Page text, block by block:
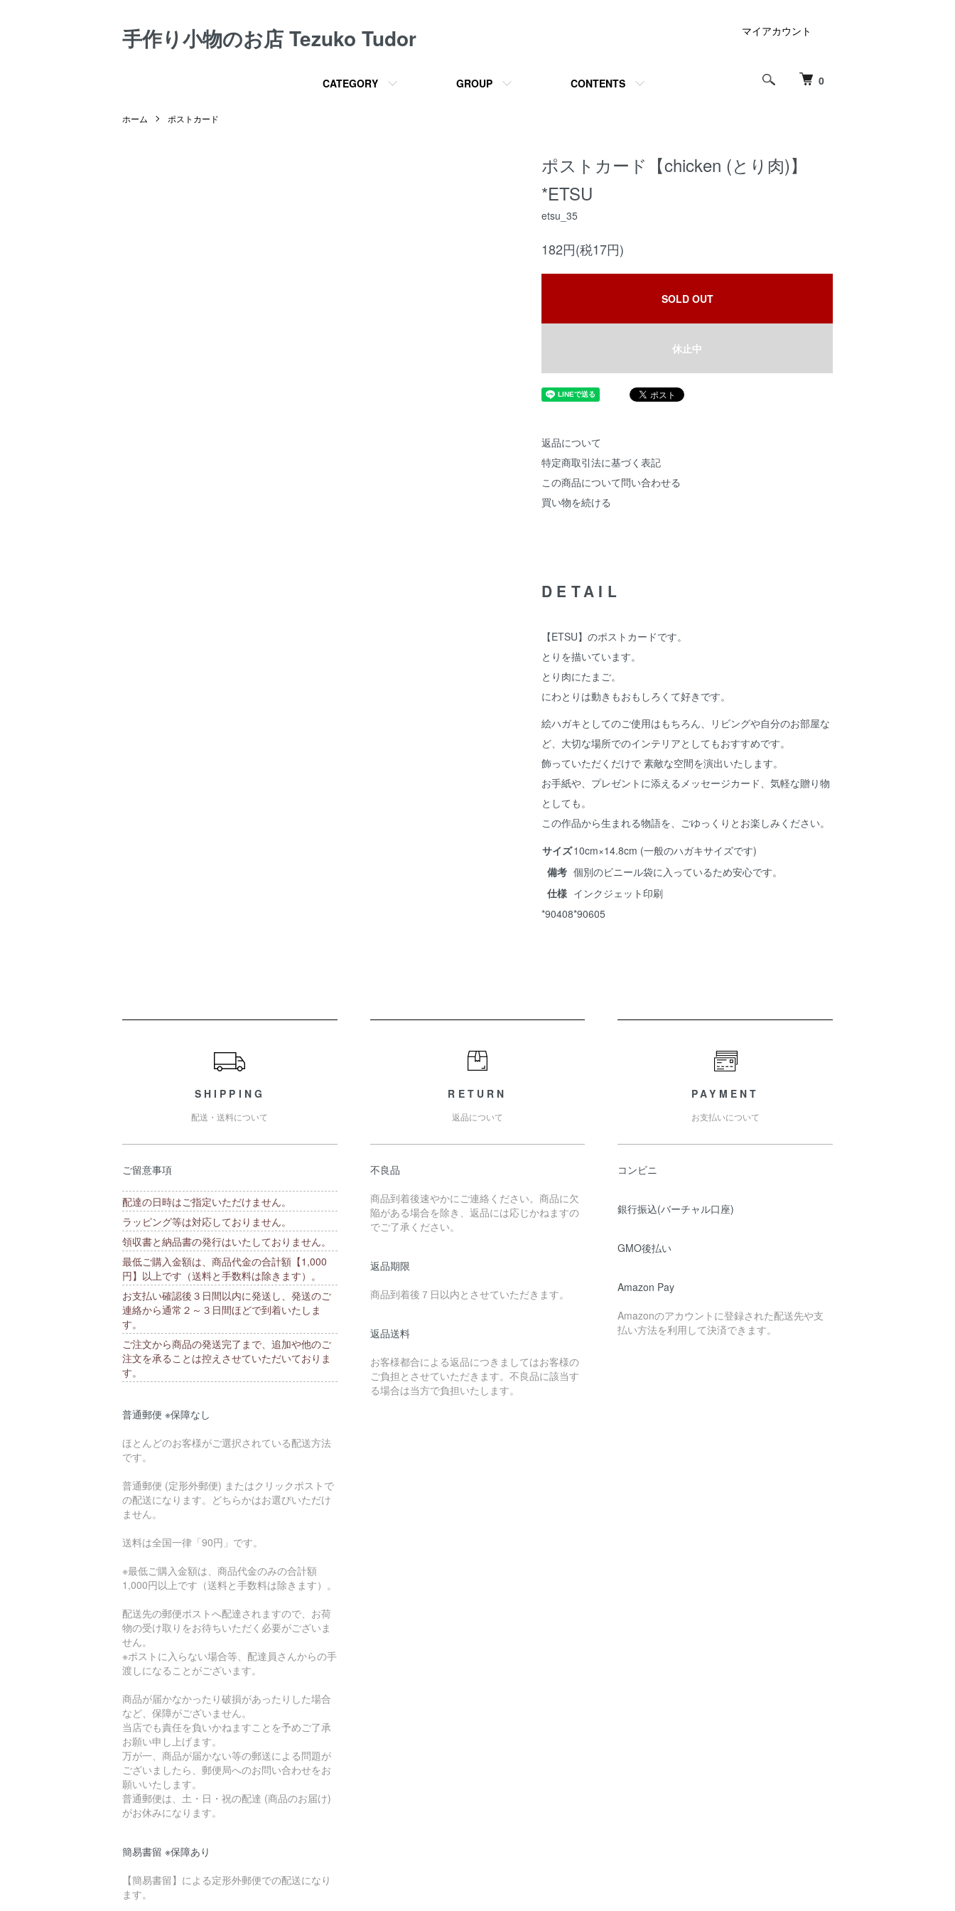
手作り小物のお店 Tezuko Tudor
0
CATEGORY GROUP CONTENTS
マイアカウント
ホーム ポストカード
ポストカード【chicken (とり肉)】
*ETSU
etsu_35
182円(税17円)
SOLD OUT
休止中
返品について
特定商取引法に基づく表記
この商品について問い合わせる
買い物を続ける
DETAIL
【ETSU】のポストカードです。
とりを描いています。
とり肉にたまご。
にわとりは動きもおもしろくて好きです。
絵ハガキとしてのご使用はもちろん、リビングや自分のお部屋な
ど、大切な場所でのインテリアとしてもおすすめです。
飾っていただくだけで 素敵な空間を演出いたします。
お手紙や、プレゼントに添えるメッセージカード、気軽な贈り物
としても。
この作品から生まれる物語を、ごゆっくりとお楽しみください。
サイズ10cm×14.8cm (一般のハガキサイズです)
備考 個別のビニール袋に入っているため安心です。
仕様 インクジェット印刷
*90408*90605
SHIPPING
配送・送料について
ご留意事項
配達の日時はご指定いただけません。
ラッピング等は対応しておりません。
領収書と納品書の発行はいたしておりません。
最低ご購入金額は、商品代金の合計額【1,000
円】以上です（送料と手数料は除きます）。
お支払い確認後３日間以内に発送し、発送のご
連絡から通常２～３日間ほどで到着いたしま
す。
ご注文から商品の発送完了まで、追加や他のご
注文を承ることは控えさせていただいておりま
す。
普通郵便 ※保障なし
ほとんどのお客様がご選択されている配送方法
です。
普通郵便 (定形外郵便) またはクリックポストで
の配送になります。どちらかはお選びいただけ
ません。
送料は全国一律「90円」です。
※最低ご購入金額は、商品代金のみの合計額
1,000円以上です（送料と手数料は除きます）。
配送先の郵便ポストへ配達されますので、お荷
物の受け取りをお待ちいただく必要がございま
せん。
※ポストに入らない場合等、配達員さんからの手
渡しになることがございます。
商品が届かなかったり破損があったりした場合
など、保障がございません。
当店でも責任を負いかねますことを予めご了承
お願い申し上げます。
万が一、商品が届かない等の郵送による問題が
ございましたら、郵便局へのお問い合わせをお
願いいたします。
普通郵便は、土・日・祝の配達 (商品のお届け)
がお休みになります。
簡易書留 ※保障あり
【簡易書留】による定形外郵便での配送になり
ます。
RETURN
返品について
不良品
商品到着後速やかにご連絡ください。商品に欠
陥がある場合を除き、返品には応じかねますの
でご了承ください。
返品期限
商品到着後７日以内とさせていただきます。
返品送料
お客様都合による返品につきましてはお客様の
ご負担とさせていただきます。不良品に該当す
る場合は当方で負担いたします。
PAYMENT
お支払いについて
コンビニ
銀行振込(バーチャル口座)
GMO後払い
Amazon Pay
Amazonのアカウントに登録された配送先や支
払い方法を利用して決済できます。